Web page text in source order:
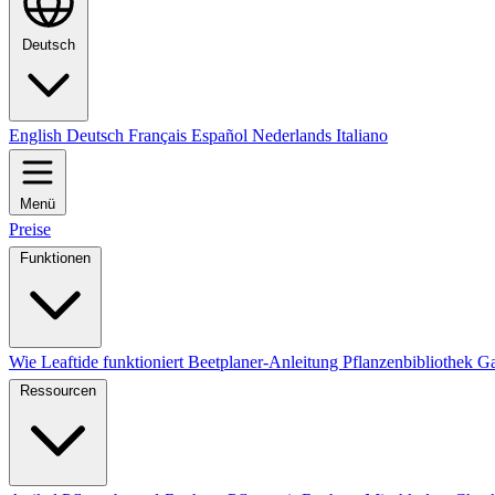
Deutsch
English Deutsch Français Español Nederlands Italiano
Menü
Preise
Funktionen
Wie Leaftide funktioniert Beetplaner-Anleitung Pflanzenbibliothek
Ressourcen